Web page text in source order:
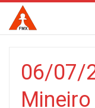
06/07/